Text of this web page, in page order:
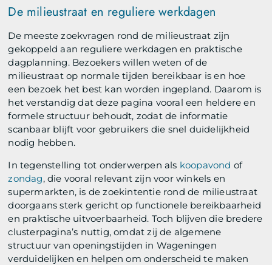
De milieustraat en reguliere werkdagen
De meeste zoekvragen rond de milieustraat zijn
gekoppeld aan reguliere werkdagen en praktische
dagplanning. Bezoekers willen weten of de
milieustraat op normale tijden bereikbaar is en hoe
een bezoek het best kan worden ingepland. Daarom is
het verstandig dat deze pagina vooral een heldere en
formele structuur behoudt, zodat de informatie
scanbaar blijft voor gebruikers die snel duidelijkheid
nodig hebben.
In tegenstelling tot onderwerpen als koopavond of
zondag, die vooral relevant zijn voor winkels en
supermarkten, is de zoekintentie rond de milieustraat
doorgaans sterk gericht op functionele bereikbaarheid
en praktische uitvoerbaarheid. Toch blijven die bredere
clusterpagina’s nuttig, omdat zij de algemene
structuur van openingstijden in Wageningen
verduidelijken en helpen om onderscheid te maken